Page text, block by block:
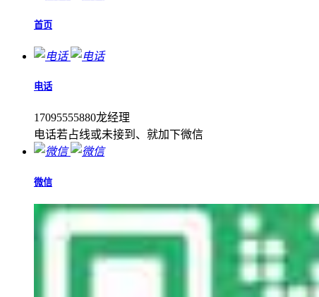
首页
电话
17095555880龙经理
电话若占线或未接到、就加下微信
微信